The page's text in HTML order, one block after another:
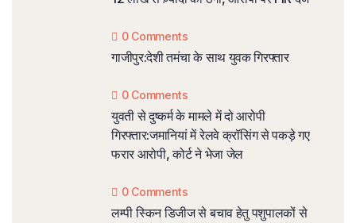
0 Comments
गाजीपुर:देशी तमंचा के साथ युवक गिरफ्तार
0 Comments
युवती से दुष्कर्म के मामले में दो आरोपी
गिरफ्तार:जमानियां में रेलवे क्रॉसिंग से पकड़े गए
फरार आरोपी, कोर्ट ने भेजा जेल
0 Comments
लम्पी स्किन डिजीज से बचाव हेतु पशुपालकों से